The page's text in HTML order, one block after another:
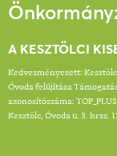
A KESZTÖLCI
Kedvezményezett:
Óvoda felújítása
azonosítószáma:
Kesztölc, Óvoda u. 3. hrsz.